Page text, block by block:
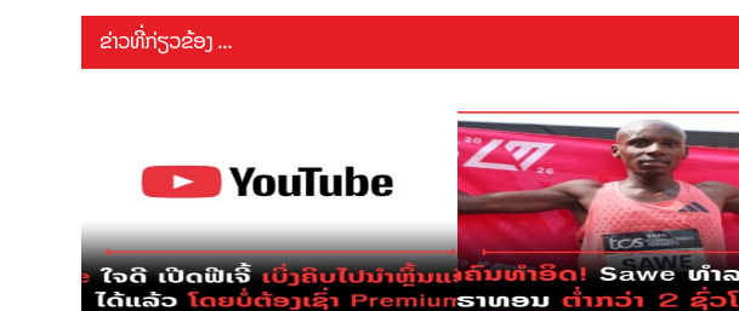
ຂ່າວທີ່ກ່ຽວຂ້ອງ ...